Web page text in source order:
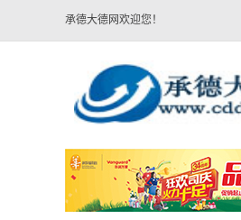
承德大德网欢迎您！